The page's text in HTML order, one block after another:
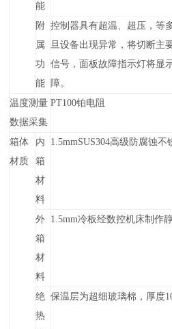
能
附
属
功
能
控制器具有超温、超压，等
旦设备出现异常，将切断主
信号，面板故障指示灯将显
障。
温度测量
数据采集
PT100铂电阻
箱体
材质
内
箱
材
料
1.5mmSUS304高级防腐蚀不
外
箱
材
料
1.5mm冷板经数控机床制作
绝
热
保温层为超细玻璃棉，厚度